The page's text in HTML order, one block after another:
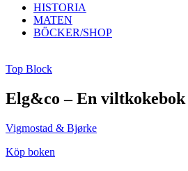
HISTORIA
MATEN
BÖCKER/SHOP
Top Block
Elg&co – En viltkokebok
Vigmostad & Bjørke
Köp boken